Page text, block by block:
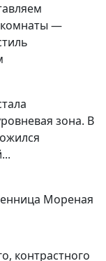
комнаты —
зона. В
Мореная
контрастного